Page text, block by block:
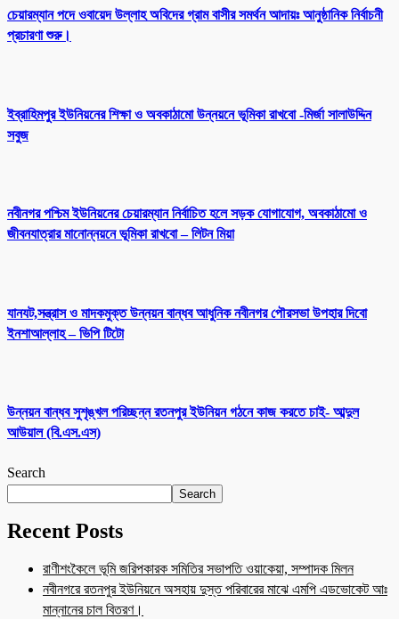
চেয়ারম্যান পদে ওবায়েদ উল্লাহ অবিদের গ্রাম বাসীর সমর্থন আদায়ঃ আনুষ্ঠানিক নির্বাচনী
প্রচারণা শুরু।
ইব্রাহিমপুর ইউনিয়নের শিক্ষা ও অবকাঠামো উন্নয়নে ভূমিকা রাখবো -মির্জা সালাউদ্দিন
সবুজ
নবীনগর পশ্চিম ইউনিয়নের চেয়ারম্যান নির্বাচিত হলে সড়ক যোগাযোগ, অবকাঠামো ও
জীবনযাত্রার মানোন্নয়নে ভূমিকা রাখবো – লিটন মিয়া
যানযট,সন্ত্রাস ও মাদকমুক্ত উন্নয়ন বান্ধব আধুনিক নবীনগর পৌরসভা উপহার দিবো
ইনশাআল্লাহ – ভিপি টিটো
উন্নয়ন বান্ধব সুশৃঙ্খল পরিচ্ছন্ন রতনপুর ইউনিয়ন গঠনে কাজ করতে চাই- আব্দুল
আউয়াল (বি.এস.এস)
Search
Search
Recent Posts
রাণীশংকৈলে ভূমি জরিপকারক সমিতির সভাপতি ওয়াকেয়া, সম্পাদক মিলন
নবীনগরে রতনপুর ইউনিয়নে অসহায় দুস্ত পরিবারের মাঝে এমপি এডভোকেট আঃ
মান্নানের চাল বিতরণ।